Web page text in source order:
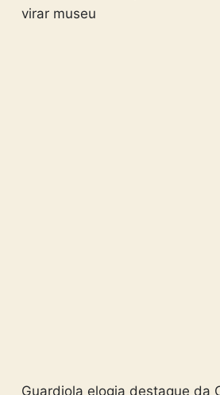
virar museu
Guardiola elogia destaque da